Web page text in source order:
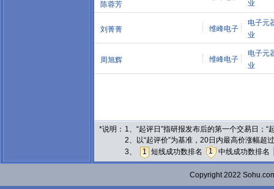
陈蓉芳
业
刘菁菁 维峰电子
电子元
业
周旭辉 维峰电子
电子元
业
*说明： 1、“起评日”指研报发布后的第一个交易日；
2、以“起评价”为基准，20日内最高价涨幅
3、
1 短线成功数排名 1 中线成功数排名
Copyright 2022